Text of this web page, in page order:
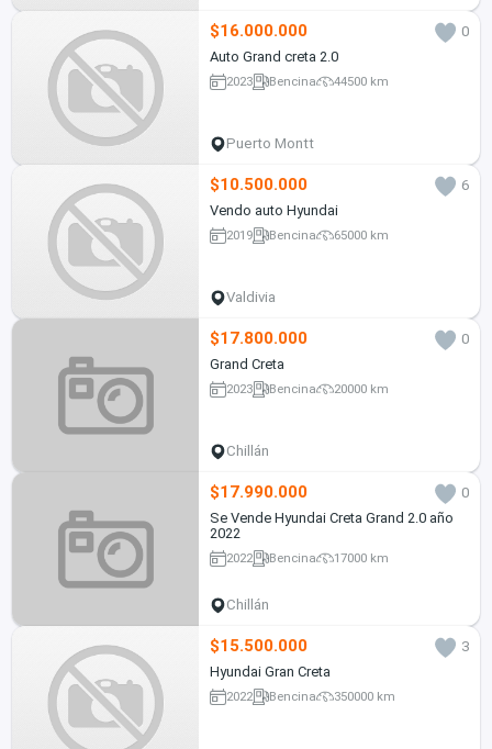
$16.000.000
0
Auto Grand creta 2.0
2023 Bencina 44500 km
Puerto Montt
$10.500.000
6
Vendo auto Hyundai
2019 Bencina 65000 km
Valdivia
$17.800.000
0
Grand Creta
2023 Bencina 20000 km
Chillán
$17.990.000
0
Se Vende Hyundai Creta Grand 2.0 año
2022
2022 Bencina 17000 km
Chillán
$15.500.000
3
Hyundai Gran Creta
2022 Bencina 350000 km